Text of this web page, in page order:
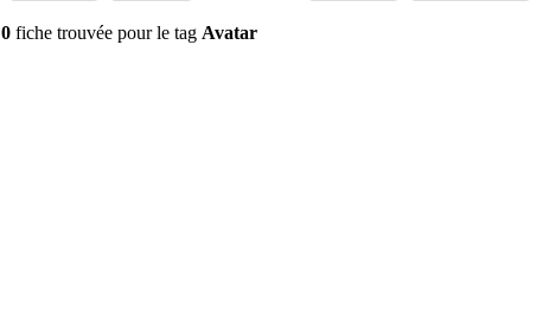
0 fiche trouvée pour le tag Avatar